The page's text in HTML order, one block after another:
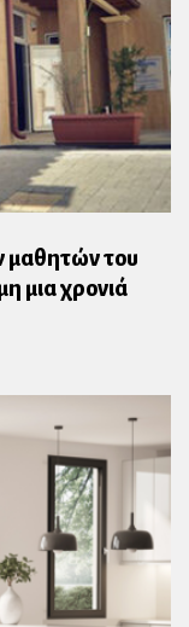
μαθητών του
μια χρονιά